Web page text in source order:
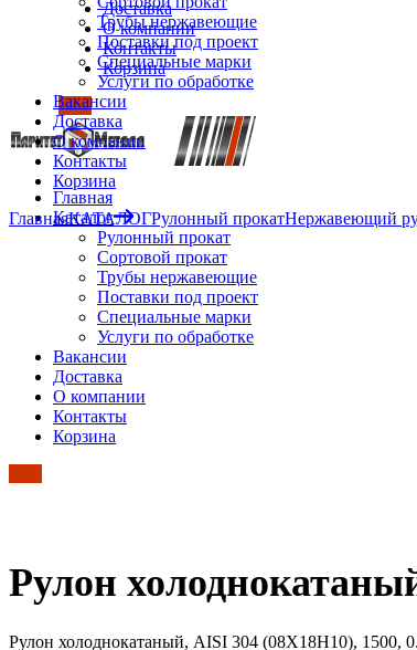
Доставка
О компании
Контакты
Корзина
Главная
Каталог
Рулонный прокат
Сортовой прокат
Трубы нержавеющие
Поставки под проект
Специальные марки
Услуги по обработке
Вакансии
Доставка
О компании
Контакты
Корзина
Трубы нержавеющие
Поставки под проект
Специальные марки
Услуги по обработке
Вакансии
Доставка
О компании
Контакты
Корзина
ГлавнаяКАТАЛОГРулонный прокатНержавеющий
Рулон
Рулон холоднокатаный, AISI 304 (08Х18Н10), 1500,